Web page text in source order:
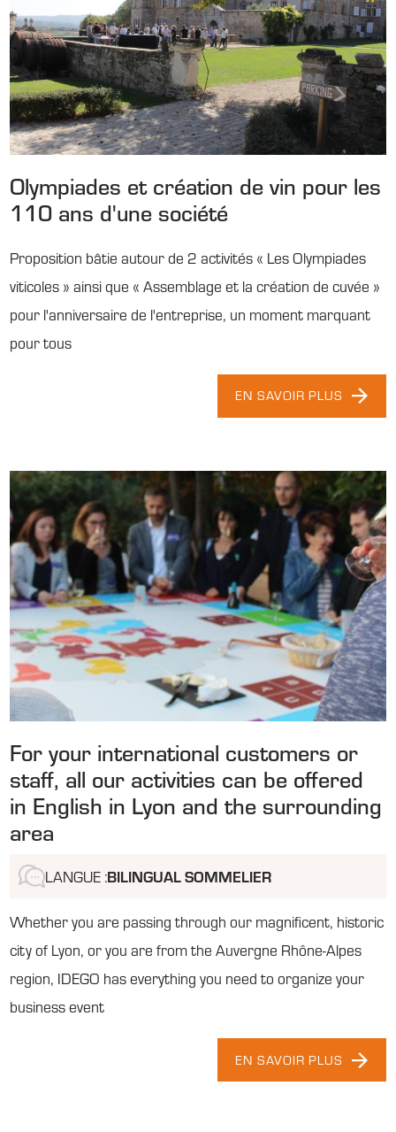
Olympiades et création de vin pour les
110 ans d'une société
Proposition bâtie autour de 2 activités « Les Olympiades
viticoles » ainsi que « Assemblage et la création de cuvée »
pour l'anniversaire de l'entreprise, un moment marquant
pour tous
EN SAVOIR PLUS
For your international customers or
staff, all our activities can be offered
in English in Lyon and the surrounding
area
LANGUE :BILINGUAL SOMMELIER
Whether you are passing through our magnificent, historic
city of Lyon, or you are from the Auvergne Rhône-Alpes
region, IDEGO has everything you need to organize your
business event
EN SAVOIR PLUS